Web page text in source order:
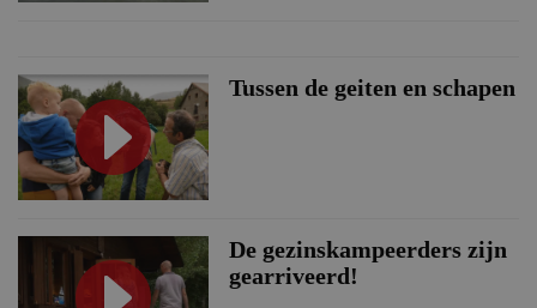
Tussen de geiten en schapen
De gezinskampeerders zijn
gearriveerd!